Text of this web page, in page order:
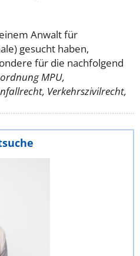
Anwalt für
gesucht haben,
für die nachfolgend
MPU,
Verkehrszivilrecht,